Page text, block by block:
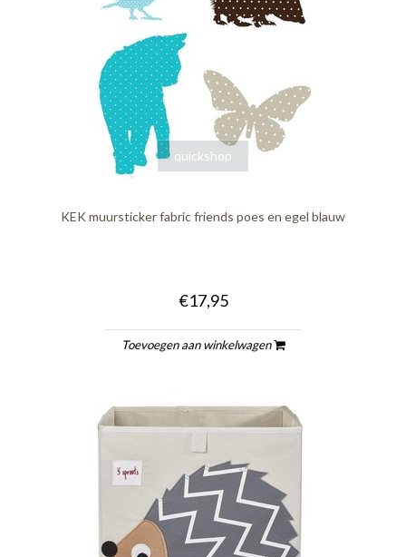
quickshop
KEK muursticker fabric friends poes en egel blauw
€17,95
Toevoegen aan winkelwagen